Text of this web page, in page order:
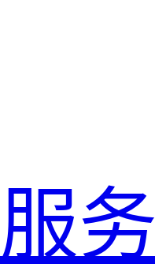
务